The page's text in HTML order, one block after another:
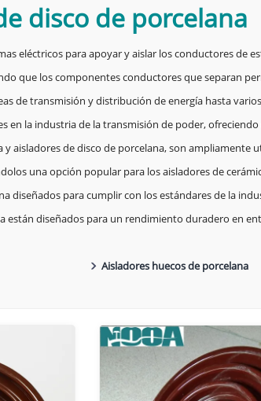
disco de porcelana
eléctricos para apoyar y aislar los conductores de
que los componentes conductores que separan
de transmisión y distribución de energía hasta
en la industria de la transmisión de poder,
aisladores de disco de porcelana, son ampliamente
una opción popular para los aisladores de
diseñados para cumplir con los estándares de la
están diseñados para un rendimiento duradero en
Aisladores huecos de porcelana